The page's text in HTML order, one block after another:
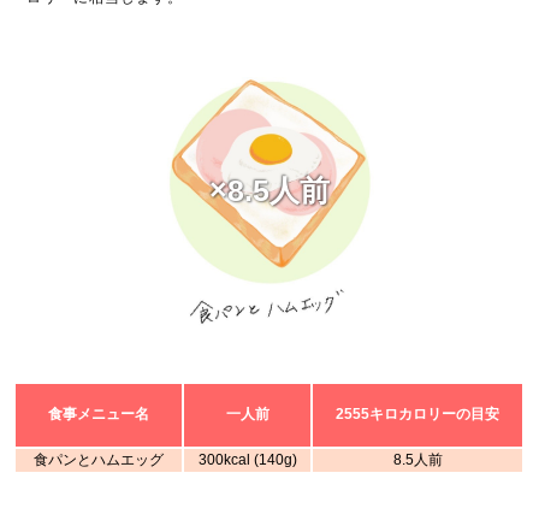
×8.5人前
食事メニュー名 一人前 2555キロカロリーの目安
食パンとハムエッグ 300kcal (140g) 8.5人前